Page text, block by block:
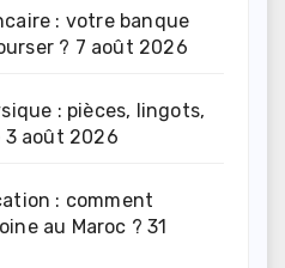
: votre banque
? 7 août 2026
: pièces, lingots,
3 août 2026
: comment
au Maroc ? 31